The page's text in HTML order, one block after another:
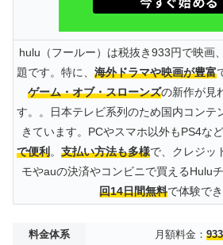
hulu（フールー）は税抜き933円で映画
題です。特に、 海外ドラマや映画が豊富
ゲーム・オブ・スローンズの新作が見
す。。日本テレビ系列のため国内コンテ
きています。PCやスマホ以外もPS4など
で便利。 支払い方法も多様で、クレジッ
モやauの決済やコンビニで買えるHulu
回14日間無料で体験でき
料金体系 月額料金：